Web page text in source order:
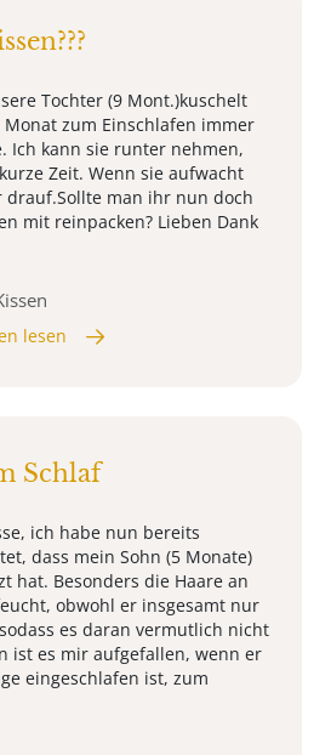
Tochter (9 Mont.)kuschelt
zum Einschlafen immer
Ich kann sie runter nehmen,
Zeit. Wenn sie aufwacht
drauf.Sollte man ihr nun doch
mit reinpacken? Lieben Dank
lesen
Schlaf
ich habe nun bereits
dass mein Sohn (5 Monate)
hat. Besonders die Haare an
obwohl er insgesamt nur
es daran vermutlich nicht
ist es mir aufgefallen, wenn er
eingeschlafen ist, zum